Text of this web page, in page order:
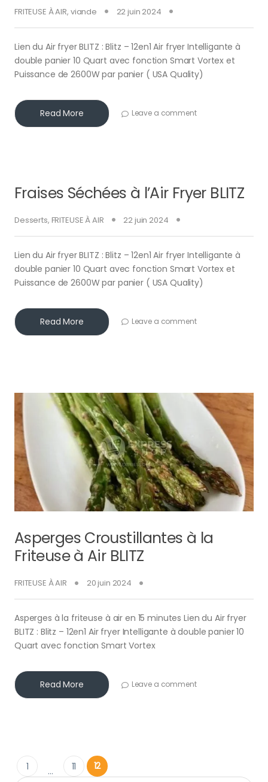
FRITEUSE À AIR, viande 22 juin 2024
Lien du Air fryer BLITZ : Blitz – 12en1 Air fryer Intelligante à
double panier 10 Quart avec fonction Smart Vortex et
Puissance de 2600W par panier ( USA Quality)
Read More Leave a comment
Fraises Séchées à l’Air Fryer BLITZ
Desserts, FRITEUSE À AIR 22 juin 2024
Lien du Air fryer BLITZ : Blitz – 12en1 Air fryer Intelligante à
double panier 10 Quart avec fonction Smart Vortex et
Puissance de 2600W par panier ( USA Quality)
Read More Leave a comment
Asperges Croustillantes à la
Friteuse à Air BLITZ
FRITEUSE À AIR 20 juin 2024
Asperges à la friteuse à air en 15 minutes Lien du Air fryer
BLITZ : Blitz – 12en1 Air fryer Intelligante à double panier 10
Quart avec fonction Smart Vortex
Read More Leave a comment
Pagination des publications
1 … 11
12